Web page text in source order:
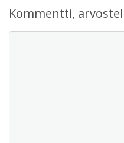
Kommentti,